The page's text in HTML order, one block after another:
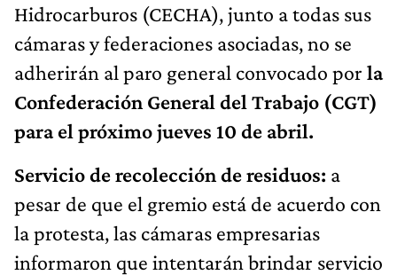
Hidrocarburos (CECHA), junto a todas sus
cámaras y federaciones asociadas, no se
adherirán al paro general convocado por la
Confederación General del Trabajo (CGT)
para el próximo jueves 10 de abril.
Servicio de recolección de residuos: a
pesar de que el gremio está de acuerdo con
la protesta, las cámaras empresarias
informaron que intentarán brindar servicio